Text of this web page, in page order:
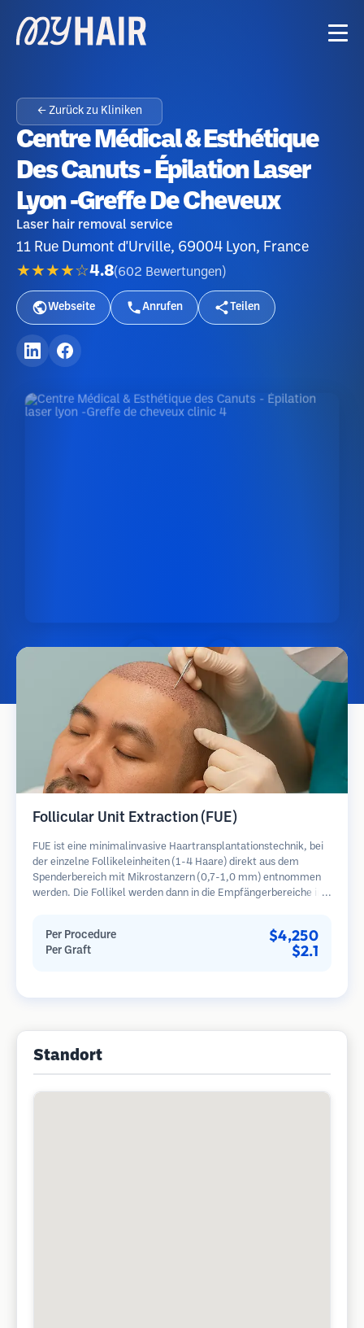
← Zurück zu Kliniken
Centre Médical & Esthétique
Des Canuts - Épilation Laser
Lyon -Greffe De Cheveux
Laser hair removal service
11 Rue Dumont d'Urville, 69004 Lyon, France
★★★★☆4.8(602 Bewertungen )
Webseite Anrufen Teilen
Follicular Unit Extraction (FUE)
FUE ist eine minimalinvasive Haartransplantationstechnik, bei
der einzelne Follikeleinheiten (1-4 Haare) direkt aus dem
Spenderbereich mit Mikrostanzern (0,7-1,0 mm) entnommen
werden. Die Follikel werden dann in die Empfängerbereiche in
im Vergleich zu Streifenentnahmemethoden.
Per Procedure $4,250
Per Graft $2.1
Standort